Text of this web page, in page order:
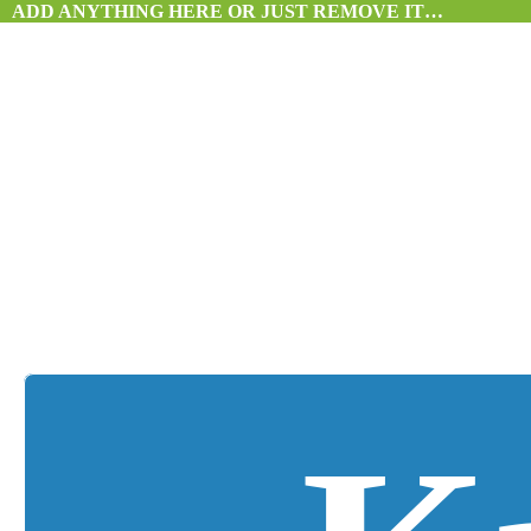
ADD ANYTHING HERE OR JUST REMOVE IT…